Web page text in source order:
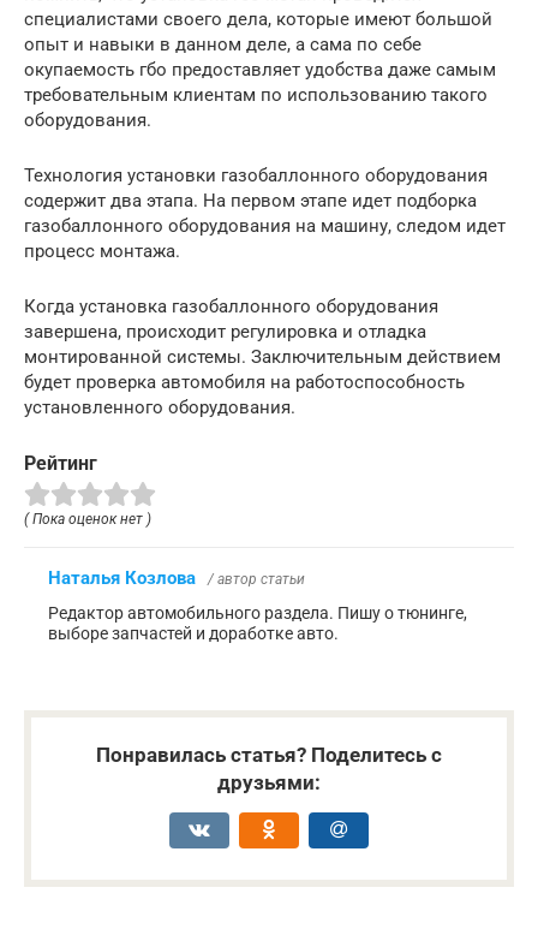
специалистами своего дела, которые имеют большой
опыт и навыки в данном деле, а сама по себе
окупаемость гбо предоставляет удобства даже самым
требовательным клиентам по использованию такого
оборудования.
Технология установки газобаллонного оборудования
содержит два этапа. На первом этапе идет подборка
газобаллонного оборудования на машину, следом идет
процесс монтажа.
Когда установка газобаллонного оборудования
завершена, происходит регулировка и отладка
монтированной системы. Заключительным действием
будет проверка автомобиля на работоспособность
установленного оборудования.
Рейтинг
( Пока оценок нет )
Наталья Козлова / автор статьи
Редактор автомобильного раздела. Пишу о тюнинге,
выборе запчастей и доработке авто.
Понравилась статья? Поделитесь с
друзьями: